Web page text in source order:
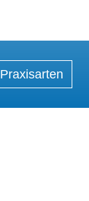
Praxisarten